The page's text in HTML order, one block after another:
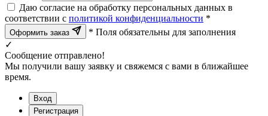
Даю согласие на обработку персональных данных в
соответствии с политикой конфиденциальности *
Оформить заказ
* Поля обязательны для заполнения
✓
Сообщение отправлено!
Мы получили вашу заявку и свяжемся с вами в ближайшее
время.
Вход
Регистрация